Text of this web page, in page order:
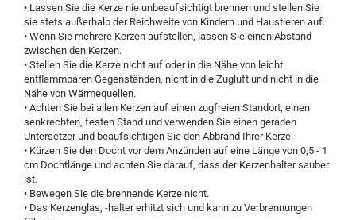
• Lassen Sie die Kerze nie unbeaufsichtigt brennen und stellen Sie
sie stets außerhalb der Reichweite von Kindern und Haustieren auf.
• Wenn Sie mehrere Kerzen aufstellen, lassen Sie einen Abstand
zwischen den Kerzen.
• Stellen Sie die Kerze nicht auf oder in die Nähe von leicht
entflammbaren Gegenständen, nicht in die Zugluft und nicht in die
Nähe von Wärmequellen.
• Achten Sie bei allen Kerzen auf einen zugfreien Standort, einen
senkrechten, festen Stand und verwenden Sie einen geraden
Untersetzer und beaufsichtigen Sie den Abbrand Ihrer Kerze.
• Kürzen Sie den Docht vor dem Anzünden auf eine Länge von 0,5 - 1
cm Dochtlänge und achten Sie darauf, dass der Kerzenhalter sauber
ist.
• Bewegen Sie die brennende Kerze nicht.
• Das Kerzenglas, -halter erhitzt sich und kann zu Verbrennungen